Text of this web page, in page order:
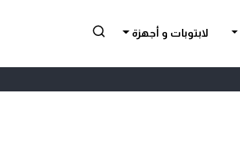
لابتوبات و أجهزة